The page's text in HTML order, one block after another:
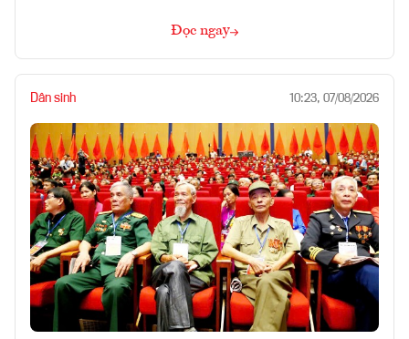
Đọc ngay
Dân sinh 10:23, 07/08/2026